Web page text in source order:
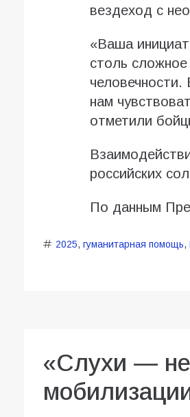
вездеход с
«Ваша
столь
нам
отметили
российских
По данным
2025, гуманитарная помощь,
«Слухи — не